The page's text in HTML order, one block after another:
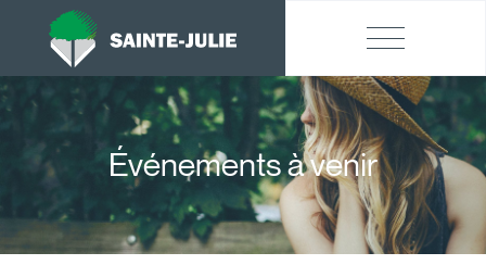
Événements à venir